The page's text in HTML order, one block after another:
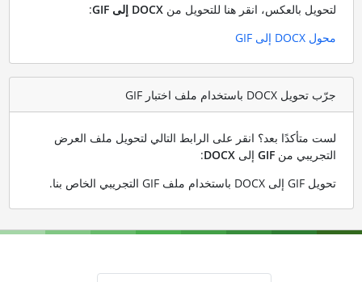
لتحويل بالعكس، انقر هنا للتحويل من DOCX إلى GIF
:
محول DOCX إلى GIF
جرّب تحويل DOCX باستخدام ملف اختبار GIF
لست متأكدًا بعد؟ انقر على الرابط التالي لتحويل ملف العرض
التجريبي من GIFإلى DOCX
:
تحويل GIF إلى DOCX باستخدام ملف GIF التجريبي الخاص بنا
.